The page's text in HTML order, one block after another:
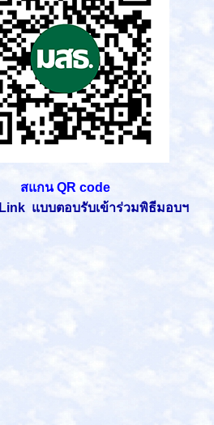
สแกน QR code
Link แบบตอบรับเข้าร่วมพิธีมอบฯ